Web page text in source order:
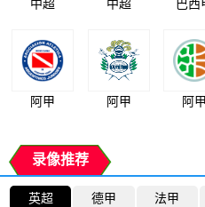
中超 中超 巴西
阿甲 阿甲 阿甲
录像推荐
英超 德甲 法甲